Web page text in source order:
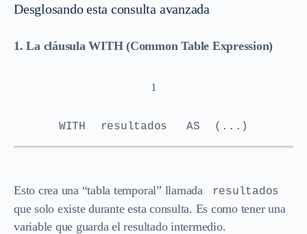
Desglosando esta consulta avanzada
1. La cláusula WITH (Common Table Expression)
1
WITH resultados AS (...)
Esto crea una “tabla temporal” llamada resultados
que solo existe durante esta consulta. Es como tener una
variable que guarda el resultado intermedio.